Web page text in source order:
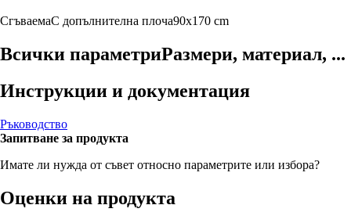
СгъваемаС допълнителна плоча90x170 cm
Всички параметриРазмери, материал, ...
Инструкции и документация
Ръководство
Запитване за продукта
Имате ли нужда от съвет относно параметрите или избора?
Оценки на продукта